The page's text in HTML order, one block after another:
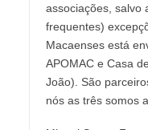
associações, salvo
frequentes)
Macaenses está
APOMAC e Casa
João). São
nós as três somos